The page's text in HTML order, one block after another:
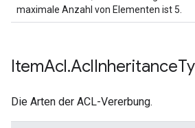
maximale Anzahl von Elementen ist 5.
ItemAcl.AclInheritance
Die Arten der ACL-Vererbung.